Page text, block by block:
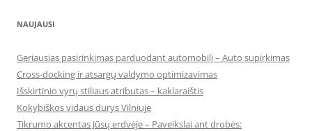
NAUJAUSI
Geriausias pasirinkimas parduodant automobilį – Auto supirkimas
Cross-docking ir atsargų valdymo optimizavimas
Išskirtinio vyrų stiliaus atributas – kaklaraištis
Kokybiškos vidaus durys Vilniuje
Tikrumo akcentas Jūsų erdvėje – Paveikslai ant drobės: